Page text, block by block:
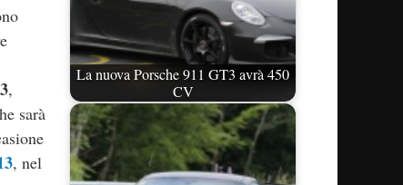
,
sarà
, nel
La nuova Porsche 911 GT3 avrà 450
CV